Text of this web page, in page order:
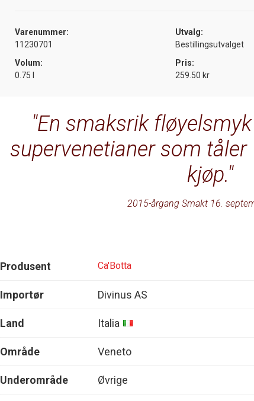
Varenummer:
11230701
Utvalg:
Bestillingsutvalget
Volum:
0.75 l
Pris:
259.50 kr
En smaksrik
supervenetianer som tåler
kjøp.
2015-årgang Smakt 16.
Produsent Ca'Botta
Importør Divinus AS
Land Italia
Område Veneto
Underområde Øvrige